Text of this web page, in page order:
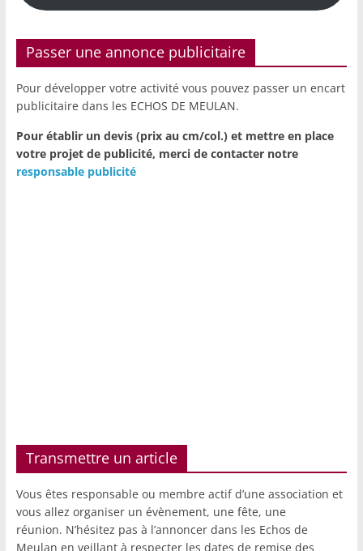
Passer une annonce publicitaire
Pour développer votre activité vous pouvez passer un encart
publicitaire dans les ECHOS DE MEULAN.
Pour établir un devis (prix au cm/col.) et mettre en place
votre projet de publicité, merci de contacter notre
responsable publicité
Transmettre un article
Vous êtes responsable ou membre actif d’une association et
vous allez organiser un évènement, une fête, une
réunion. N’hésitez pas à l’annoncer dans les Echos de
Meulan en veillant à respecter les dates de remise des